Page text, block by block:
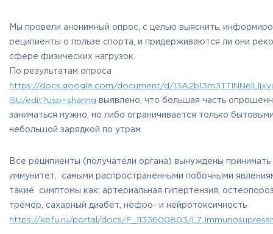
Мы провели анонимный опрос, с целью выяснить,
реципиенты о пользе спорта, и придерживаются ли они
сфере физических нагрузок.
По результатам опроса
https://docs.google.com/document/d/
l5U/edit?usp=sharing выявлено, что большая часть
заниматься нужно, но либо ограничивается только
небольшой зарядкой по утрам.
Все реципиенты (получатели органа) вынуждены
иммунитет, самыми распространенными побочными
такие симптомы как: артериальная гипертензия,
тремор, сахарный диабет, нефро- и нейротоксичность
https://kpfu.ru/portal/docs/F_1133600803/